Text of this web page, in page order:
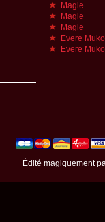
Magie
Magie
Magie
Evere
Evere
Édité magiquement